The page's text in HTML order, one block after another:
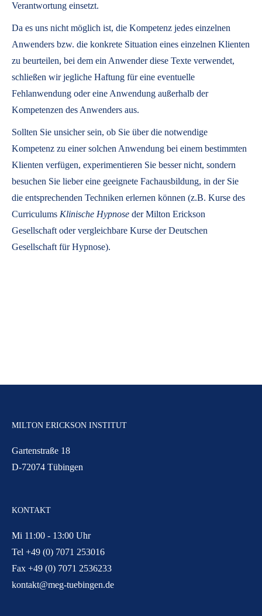
Verantwortung einsetzt.
Da es uns nicht möglich ist, die Kompetenz jedes einzelnen
Anwenders bzw. die konkrete Situation eines einzelnen Klienten
zu beurteilen, bei dem ein Anwender diese Texte verwendet,
schließen wir jegliche Haftung für eine eventuelle
Fehlanwendung oder eine Anwendung außerhalb der
Kompetenzen des Anwenders aus.
Sollten Sie unsicher sein, ob Sie über die notwendige
Kompetenz zu einer solchen Anwendung bei einem bestimmten
Klienten verfügen, experimentieren Sie besser nicht, sondern
besuchen Sie lieber eine geeignete Fachausbildung, in der Sie
die entsprechenden Techniken erlernen können (z.B. Kurse des
Curriculums Klinische Hypnose der Milton Erickson
Gesellschaft oder vergleichbare Kurse der Deutschen
Gesellschaft für Hypnose).
MILTON ERICKSON INSTITUT
Gartenstraße 18
D-72074 Tübingen
KONTAKT
Mi 11:00 - 13:00 Uhr
Tel +49 (0) 7071 253016
Fax +49 (0) 7071 2536233
kontakt@meg-tuebingen.de